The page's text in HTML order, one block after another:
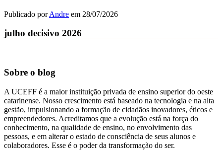
Publicado porAndre em 28/07/2026
julho decisivo 2026
Sobre o blog
A UCEFF é a maior instituição privada de ensino superior do oeste
catarinense. Nosso crescimento está baseado na tecnologia e na alta
gestão, impulsionando a formação de cidadãos inovadores, éticos e
empreendedores. Acreditamos que a evolução está na força do
conhecimento, na qualidade de ensino, no envolvimento das
pessoas, e em alterar o estado de consciência de seus alunos e
colaboradores. Esse é o poder da transformação do ser.